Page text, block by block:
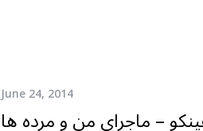
June 24, 2014
– ماجرای من و مرده ها